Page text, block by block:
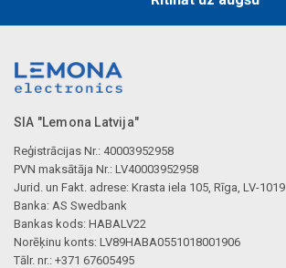
SIA "Lemona Latvija"
Reģistrācijas Nr.: 40003952958
PVN maksātāja Nr.: LV40003952958
Jurid. un Fakt. adrese: Krasta iela 105, Rīga, LV-1019
Banka: AS Swedbank
Bankas kods: HABALV22
Norēķinu konts: LV89HABA0551018001906
Tālr. nr.: +371 67605495